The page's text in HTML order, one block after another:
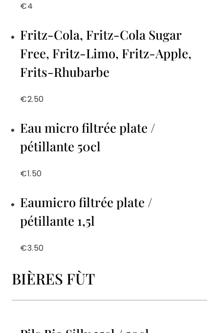
€4
Fritz-Cola, Fritz-Cola Sugar
Free, Fritz-Limo, Fritz-Apple,
Frits-Rhubarbe
€2.50
Eau micro filtrée plate /
pétillante 50cl
€1.50
Eaumicro filtrée plate /
pétillante 1,5l
€3.50
BIÈRES FÙT